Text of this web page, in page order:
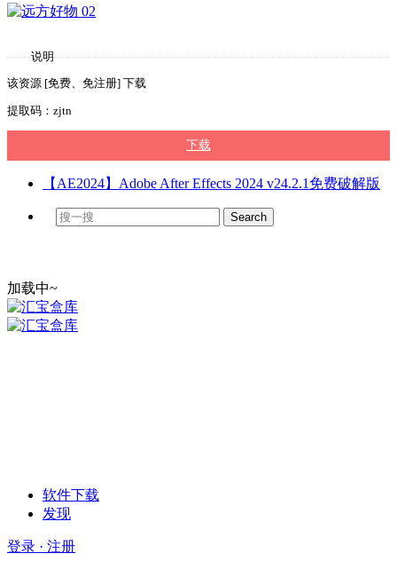
说明
该资源 [免费、免注册] 下载
提取码：zjtn
下载
【AE2024】Adobe After Effects 2024 v24.2.1免费破解版
加载中~
软件下载
发现
登录 · 注册